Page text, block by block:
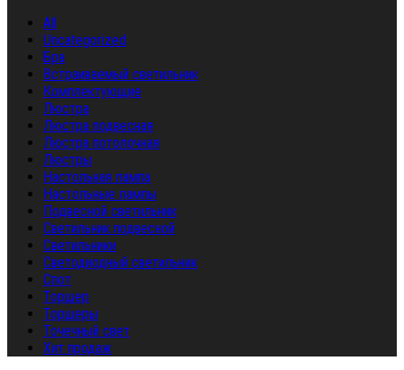
All
Uncategorized
Бра
Встраиваемый светильник
Комплектующие
Люстра
Люстра подвесная
Люстра потолочная
Люстры
Настольная лампа
Настольные лампы
Подвесной светильник
Светильник подвесной
Светильники
Светодиодный светильник
Спот
Торшер
Торшеры
Точечный свет
Хит продаж